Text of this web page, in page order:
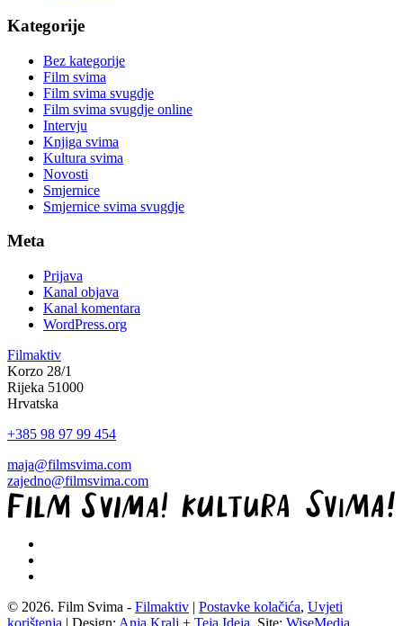
Kategorije
Bez kategorije
Film svima
Film svima svugdje
Film svima svugdje online
Intervju
Knjiga svima
Kultura svima
Novosti
Smjernice
Smjernice svima svugdje
Meta
Prijava
Kanal objava
Kanal komentara
WordPress.org
Filmaktiv
Korzo 28/1
Rijeka 51000
Hrvatska
+385 98 97 99 454
maja@filmsvima.com
zajedno@filmsvima.com
© 2026. Film Svima - Filmaktiv | Postavke kolačića, Uvjeti